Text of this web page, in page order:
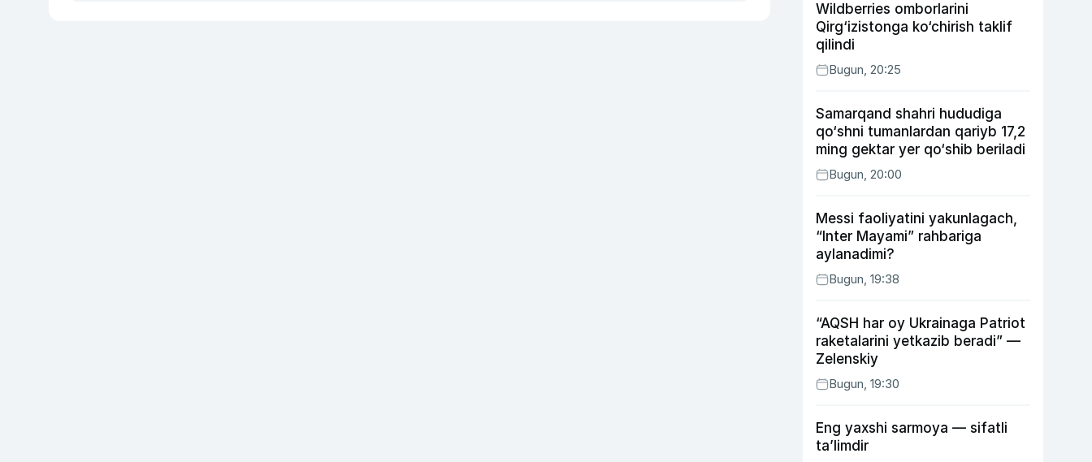
Wildberries omborlarini
Qirg‘izistonga ko‘chirish taklif
qilindi
Bugun, 20:25
Samarqand shahri hududiga
qo‘shni tumanlardan qariyb 17,2
ming gektar yer qo‘shib beriladi
Bugun, 20:00
Messi faoliyatini yakunlagach,
“Inter Mayami” rahbariga
aylanadimi?
Bugun, 19:38
“AQSH har oy Ukrainaga Patriot
raketalarini yetkazib beradi” —
Zelenskiy
Bugun, 19:30
Eng yaxshi sarmoya — sifatli
ta’limdir